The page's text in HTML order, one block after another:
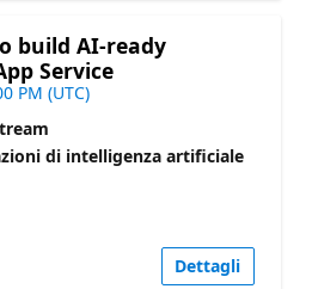
build AI-ready
Service
PM (UTC)
di intelligenza artificiale
Dettagli